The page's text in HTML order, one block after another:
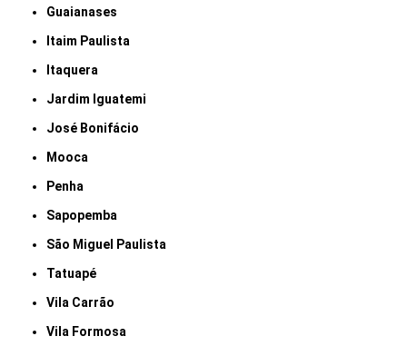
Guaianases
Itaim Paulista
Itaquera
Jardim Iguatemi
José Bonifácio
Mooca
Penha
Sapopemba
São Miguel Paulista
Tatuapé
Vila Carrão
Vila Formosa